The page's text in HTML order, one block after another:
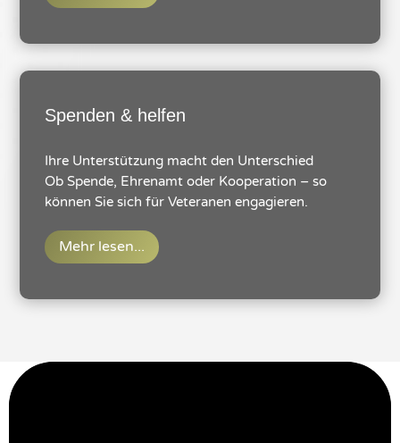
Spenden & helfen
Ihre Unterstützung macht den Unterschied
Ob Spende, Ehrenamt oder Kooperation – so
können Sie sich für Veteranen engagieren.
Mehr lesen...